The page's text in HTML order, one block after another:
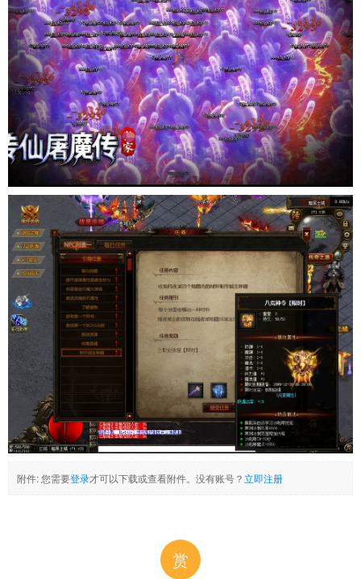
附件:您需要登录才可以下载或查看附件。没有账号？立即注册
赏